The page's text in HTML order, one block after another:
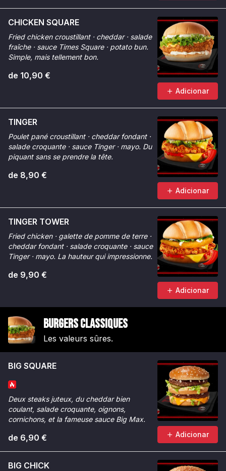
CHICKEN SQUARE
Fried chicken croustillant · cheddar · salade
fraîche · sauce Times Square · potato bun.
Simple, mais tellement bon.
de 10,90 €
Adicionar
TINGER
Poulet pané croustillant · cheddar fondant ·
salade croquante · sauce Tinger · mayo. Du
piquant sans se prendre la tête.
de 8,90 €
Adicionar
TINGER TOWER
Fried chicken · galette de pomme de terre ·
cheddar fondant · salade croquante · sauce
Tinger · mayo. La hauteur qui impressionne.
de 9,90 €
Adicionar
Burgers Classiques
Les valeurs sûres.
BIG SQUARE
Deux steaks juteux, du cheddar bien
coulant, salade croquante, oignons,
cornichons, et la fameuse sauce Big Max.
de 6,90 € Adicionar
BIG CHICK